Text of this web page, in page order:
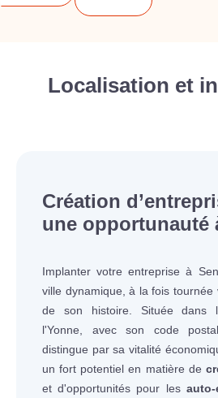
Localisation et
Création
une opportunauté
Implanter votre entreprise à
ville dynamique, à la fois tournée
de son histoire. Située dans
l'Yonne, avec son code
distingue par sa vitalité
un fort potentiel en matière de
et d'opportunités pour les auto-